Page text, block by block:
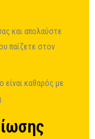
και απολαύστε
παίζετε στον
είναι καθαρός με